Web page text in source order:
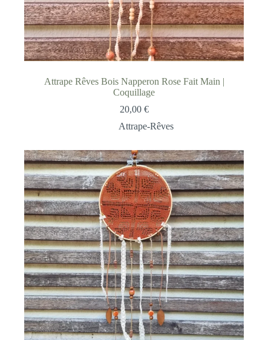
Attrape Rêves Bois Napperon Rose Fait Main |
Coquillage
20,00 €
Attrape-Rêves